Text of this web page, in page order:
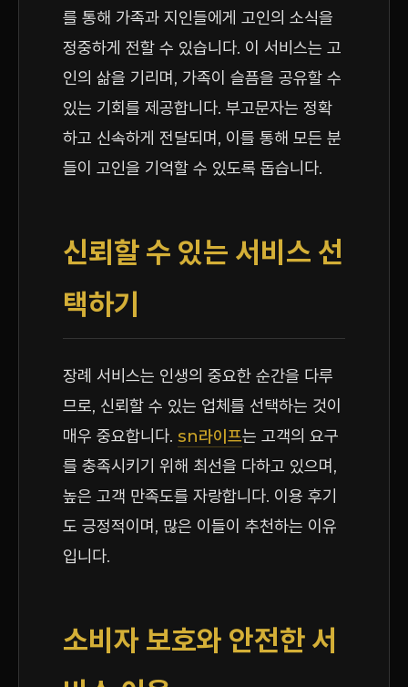
를 통해 가족과 지인들에게 고인의 소식을
정중하게 전할 수 있습니다. 이 서비스는 고
인의 삶을 기리며, 가족이 슬픔을 공유할 수
있는 기회를 제공합니다. 부고문자는 정확
하고 신속하게 전달되며, 이를 통해 모든 분
들이 고인을 기억할 수 있도록 돕습니다.
신뢰할 수 있는 서비스 선
택하기
장례 서비스는 인생의 중요한 순간을 다루
므로, 신뢰할 수 있는 업체를 선택하는 것이
매우 중요합니다. sn라이프는 고객의 요구
를 충족시키기 위해 최선을 다하고 있으며,
높은 고객 만족도를 자랑합니다. 이용 후기
도 긍정적이며, 많은 이들이 추천하는 이유
입니다.
소비자 보호와 안전한 서